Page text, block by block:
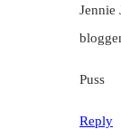
Jennie
Puss
Reply